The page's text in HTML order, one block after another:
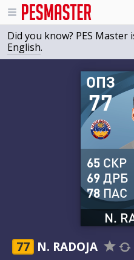
Did you know? PES Master
English.
77
ОПЗ
N.
65 СКР
69ДРБ
78 ПАС
77 N. RADOJA